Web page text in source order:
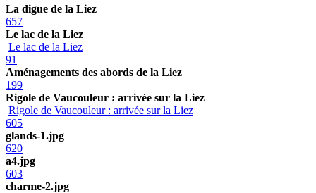
La digue de la Liez
657
Le lac de la Liez
Le lac de la Liez
91
Aménagements des abords de la Liez
199
Rigole de Vaucouleur : arrivée sur la Liez
Rigole de Vaucouleur : arrivée sur la Liez
605
glands-1.jpg
620
a4.jpg
603
charme-2.jpg